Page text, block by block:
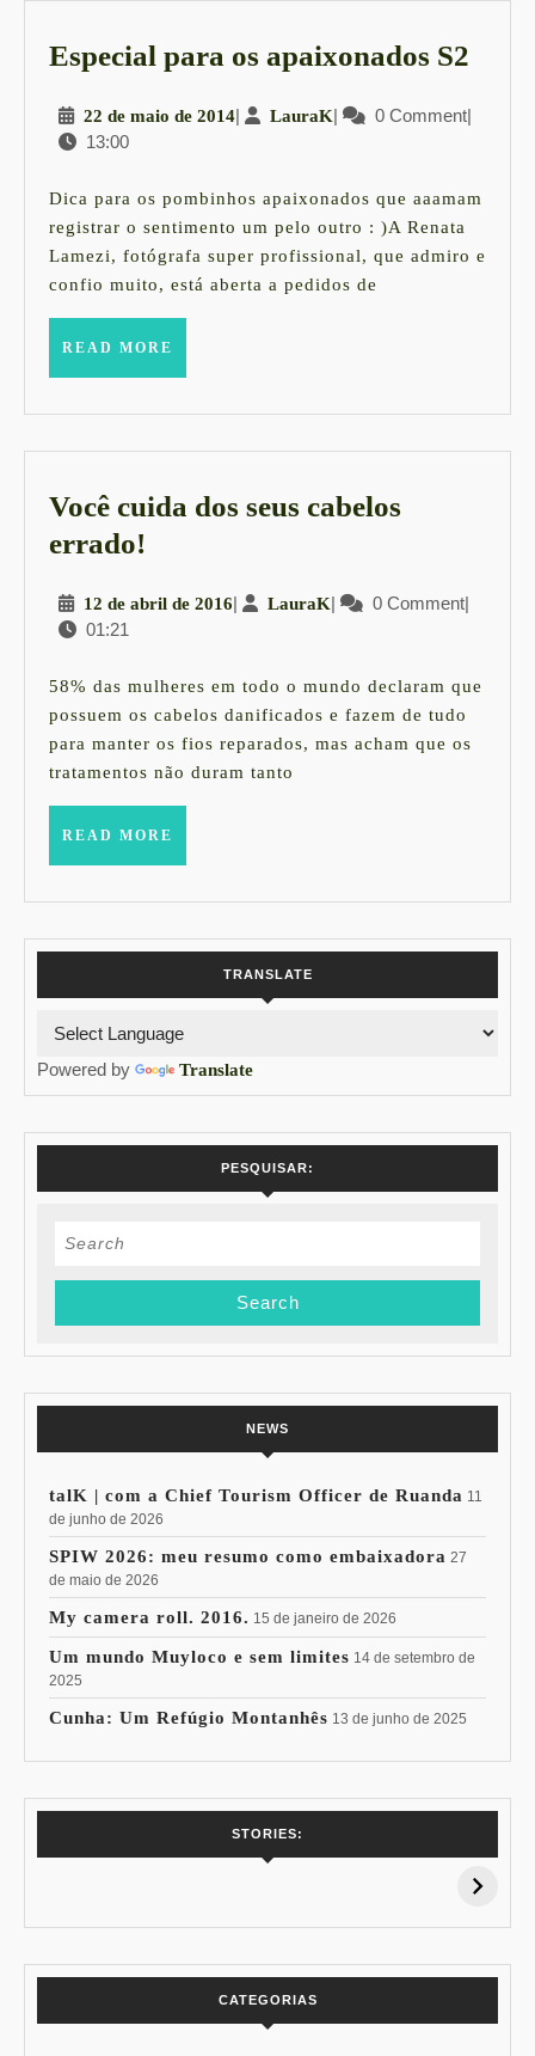
Especial para os apaixonados S2
os
S2
22 de maio de 201422
de
| LauraKLauraK
| 0 Comment|
13:00
Dica para os pombinhos apaixonados que aaamam
registrar o sentimento um pelo outro : )A Renata
Lamezi, fotógrafa super profissional, que admiro e
confio muito, está aberta a pedidos de
READ MORE
Você cuida dos seus cabelos
errado!
dos
cabelos
errado!
12 de abril de 201612
de
2016
| LauraKLauraK
| 0 Comment|
01:21
58% das mulheres em todo o mundo declaram que
possuem os cabelos danificados e fazem de tudo
para manter os fios reparados, mas acham que os
tratamentos não duram tanto
READ MORE
TRANSLATE
Powered by Translate
PESQUISAR:
Search
NEWS
talK | com a Chief Tourism Officer de Ruanda 11
de junho de 2026
SPIW 2026: meu resumo como embaixadora 27
de maio de 2026
My camera roll. 2016. 15 de janeiro de 2026
Um mundo Muyloco e sem limites 14 de setembro de
2025
Cunha: Um Refúgio Montanhês 13 de junho de 2025
STORIES:
15% de
Pessoal: Os
CATEGORIAS